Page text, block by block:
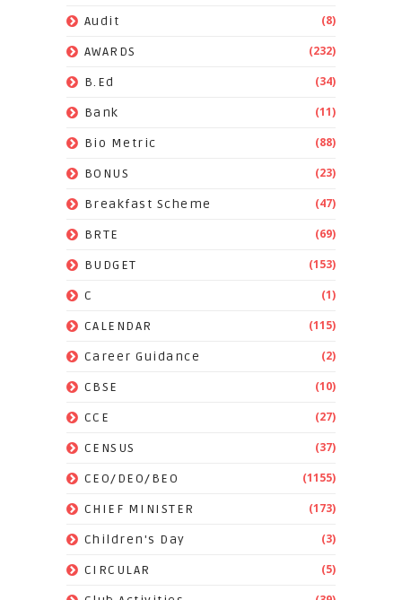
Audit (8)
AWARDS (232)
B.Ed (34)
Bank (11)
Bio Metric (88)
BONUS (23)
Breakfast Scheme (47)
BRTE (69)
BUDGET (153)
C (1)
CALENDAR (115)
Career Guidance (2)
CBSE (10)
CCE (27)
CENSUS (37)
CEO/DEO/BEO (1155)
CHIEF MINISTER (173)
Children's Day (3)
CIRCULAR (5)